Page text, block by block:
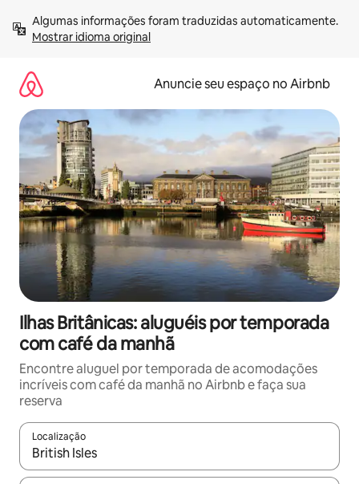
para
Mostrar idioma original
Anuncie seu espaço no Airbnb
Ilhas Britânicas: aluguéis por temporada
com café da manhã
Encontre aluguel por temporada de acomodações
incríveis com café da manhã no Airbnb e faça sua
reserva
Localização
Quando os resultados estiverem disponíveis, explore-os